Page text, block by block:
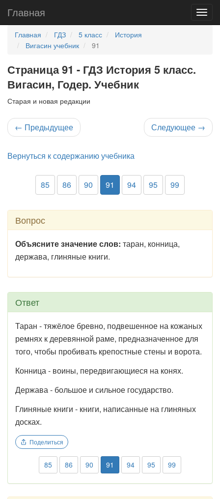
Главная
Главная ГДЗ 5 класс
История
Вигасин учебник
91
Страница 91 - ГДЗ История 5 класс.
Вигасин, Годер. Учебник
Старая и новая редакции
← Предыдущее Следующее →
Вернуться к содержанию учебника
85 86 90 91 94 95 99
Вопрос
Объясните значение слов: таран, конница,
держава, глиняные книги.
Ответ
Таран - тяжёлое бревно, подвешенное на кожаных
ремнях к деревянной раме, предназначенное для
того, чтобы пробивать крепостные стены и ворота.
Конница - воины, передвигающиеся на конях.
Держава - большое и сильное государство.
Глиняные книги - книги, написанные на глиняных
досках.
Поделиться
85 86 90 91 94 95 99